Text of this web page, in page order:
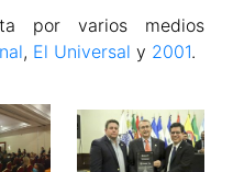
por varios medios
, El Universal y 2001.